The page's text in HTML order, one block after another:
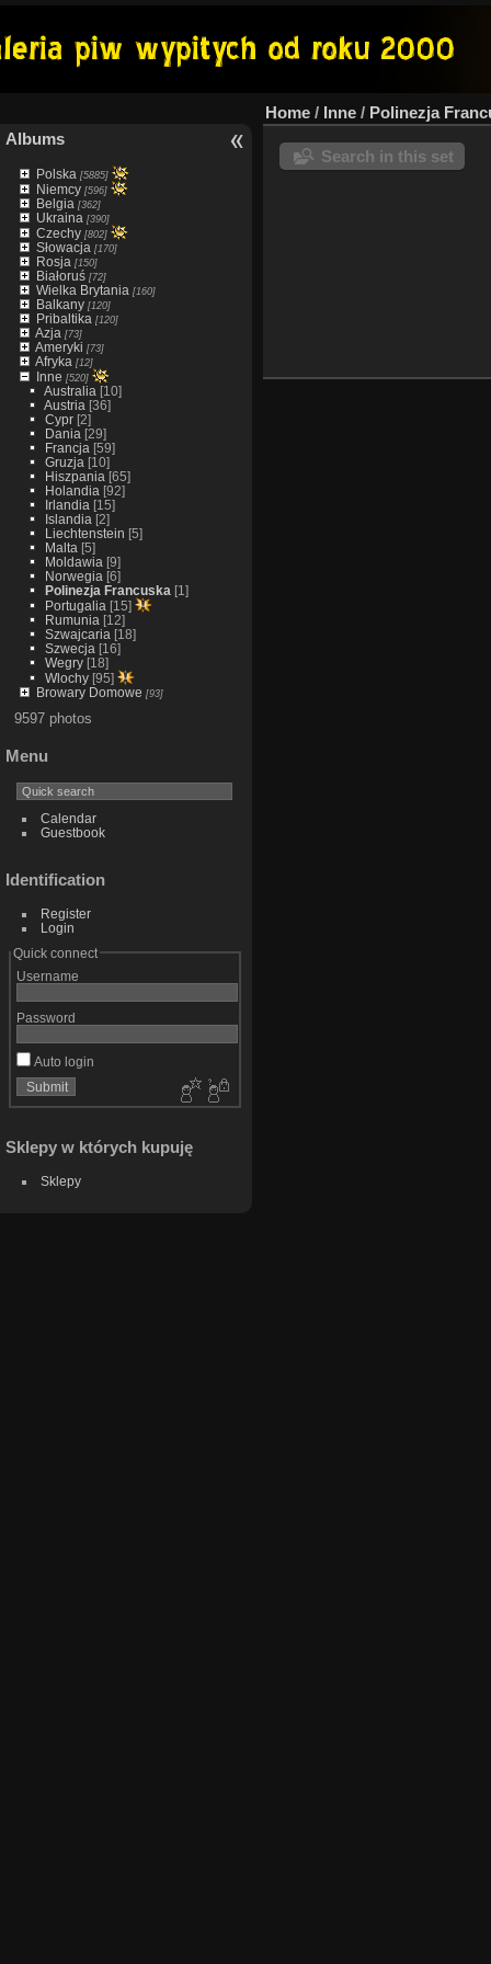
Albums
Polska [5885]
Niemcy[596]
Belgia [362]
Ukraina [390]
Czechy[802]
Słowacja [170]
Rosja [150]
Białoruś[72]
Wielka Brytania [160]
Balkany[120]
Pribaltika [120]
Azja [73]
Ameryki [73]
Afryka [12]
Inne [520]
Australia [10]
Austria [36]
Cypr[2]
Dania [29]
Francja [59]
Gruzja [10]
Hiszpania [65]
Holandia [92]
Irlandia [15]
Islandia [2]
Liechtenstein [5]
Malta [5]
Moldawia [9]
Norwegia [6]
Polinezja Francuska [1]
Portugalia [15]
Rumunia [12]
Szwajcaria [18]
Szwecja [16]
Wegry[18]
Wlochy[95]
Browary Domowe [93]
9597 photos
Menu
Calendar
Guestbook
Identification
Register
Login
Quick connect
Username
Password
Auto login
Sklepy w których kupuję
Sklepy
Home / Inne / Polinezja
Search in this set